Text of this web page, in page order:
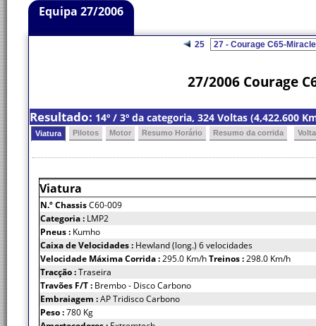
Equipa 27/2006
25
27/2006 Courage
Resultado: 14º / 3º da categoria, 324 Voltas (4,422.600
Viatura Pilotos Motor Resumo Horário Resumo da corrida
Viatura
N.º ChassisC60-009
Categoria : LMP2
Pneus : Kumho
Caixa de Velocidades : Hewland (long.) 6 velocidades
Velocidade Máxima Corrida :295.0 Km/hTreinos :298.0 Km/h
Tracção :Traseira
Travões F/T : Brembo - Disco Carbono
Embraiagem :AP Tridisco Carbono
Peso :780 Kg